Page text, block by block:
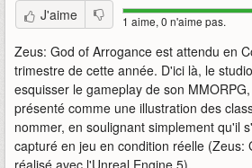
J'aime 1 aime, 0 n'aime pas.
Zeus: God of Arrogance est attendu en
trimestre de cette année. D'ici là, le
esquisser le gameplay de son
présenté comme une illustration des
nommer, en soulignant simplement qu'il
capturé en jeu en condition réelle (Zeus: